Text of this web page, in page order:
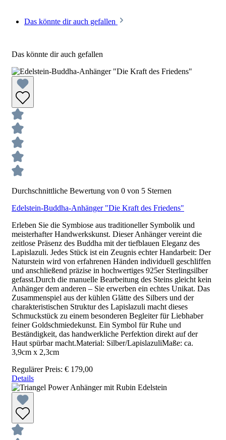
Das könnte dir auch gefallen
Das könnte dir auch gefallen
Durchschnittliche Bewertung von 0 von 5 Sternen
Edelstein-Buddha-Anhänger "Die Kraft des Friedens"
Erleben Sie die Symbiose aus traditioneller Symbolik und
meisterhafter Handwerkskunst. Dieser Anhänger vereint die
zeitlose Präsenz des Buddha mit der tiefblauen Eleganz des
Lapislazuli. Jedes Stück ist ein Zeugnis echter Handarbeit: Der
Naturstein wird von erfahrenen Händen individuell geschliffen
und anschließend präzise in hochwertiges 925er Sterlingsilber
gefasst.Durch die manuelle Bearbeitung des Steins gleicht kein
Anhänger dem anderen – Sie erwerben ein echtes Unikat. Das
Zusammenspiel aus der kühlen Glätte des Silbers und der
charakteristischen Struktur des Lapislazuli macht dieses
Schmuckstück zu einem besonderen Begleiter für Liebhaber
feiner Goldschmiedekunst. Ein Symbol für Ruhe und
Beständigkeit, das handwerkliche Perfektion direkt auf der
Haut spürbar macht.Material: Silber/LapislazuliMaße: ca.
3,9cm x 2,3cm
Regulärer Preis: € 179,00
Details